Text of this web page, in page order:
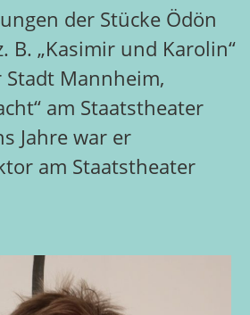
der Stücke Ödön
B. „Kasimir und Karolin“
Stadt Mannheim,
am Staatstheater
Jahre war er
am Staatstheater